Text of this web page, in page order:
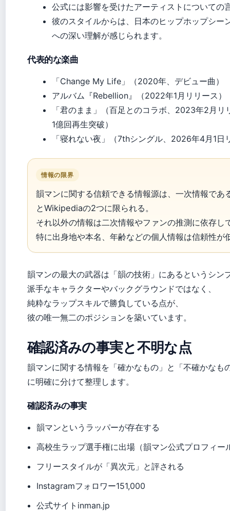
公式には影響を受けたアーティストについての
彼のスタイルからは、日本のヒップホップシー
への深い理解が感じられます。
代表的な楽曲
「Change My Life」（2020年、デビュー曲）
アルバム『Rebellion』（2022年1月リリース）
「君のまま」（百足とのコラボ、2023年2月
1億回再生突破）
「寝れない夜」（7thシングル、2026年4月1日
情報の限界
韻マンに関する信頼できる情報源は、一次情報で
とWikipediaの2つに限られる。
それ以外の情報は二次情報やファンの推測に依存し
特に出身地や本名、年齢などの個人情報は信頼性が
韻マンの最大の武器は「韻の技術」にあるというシン
派手なキャラクターやバックグラウンドではなく、
純粋なラップスキルで勝負している点が、
彼の唯一無二のポジションを築いています。
確認済みの事実と不明な点
韻マンに関する情報を「確かなもの」と「不確かなも
に明確に分けて整理します。
確認済みの事実
韻マンというラッパーが存在する
高校生ラップ選手権に出場（韻マン公式プロフィー
フリースタイルが「異次元」と評される
Instagramフォロワー151,000
公式サイトinman.jp